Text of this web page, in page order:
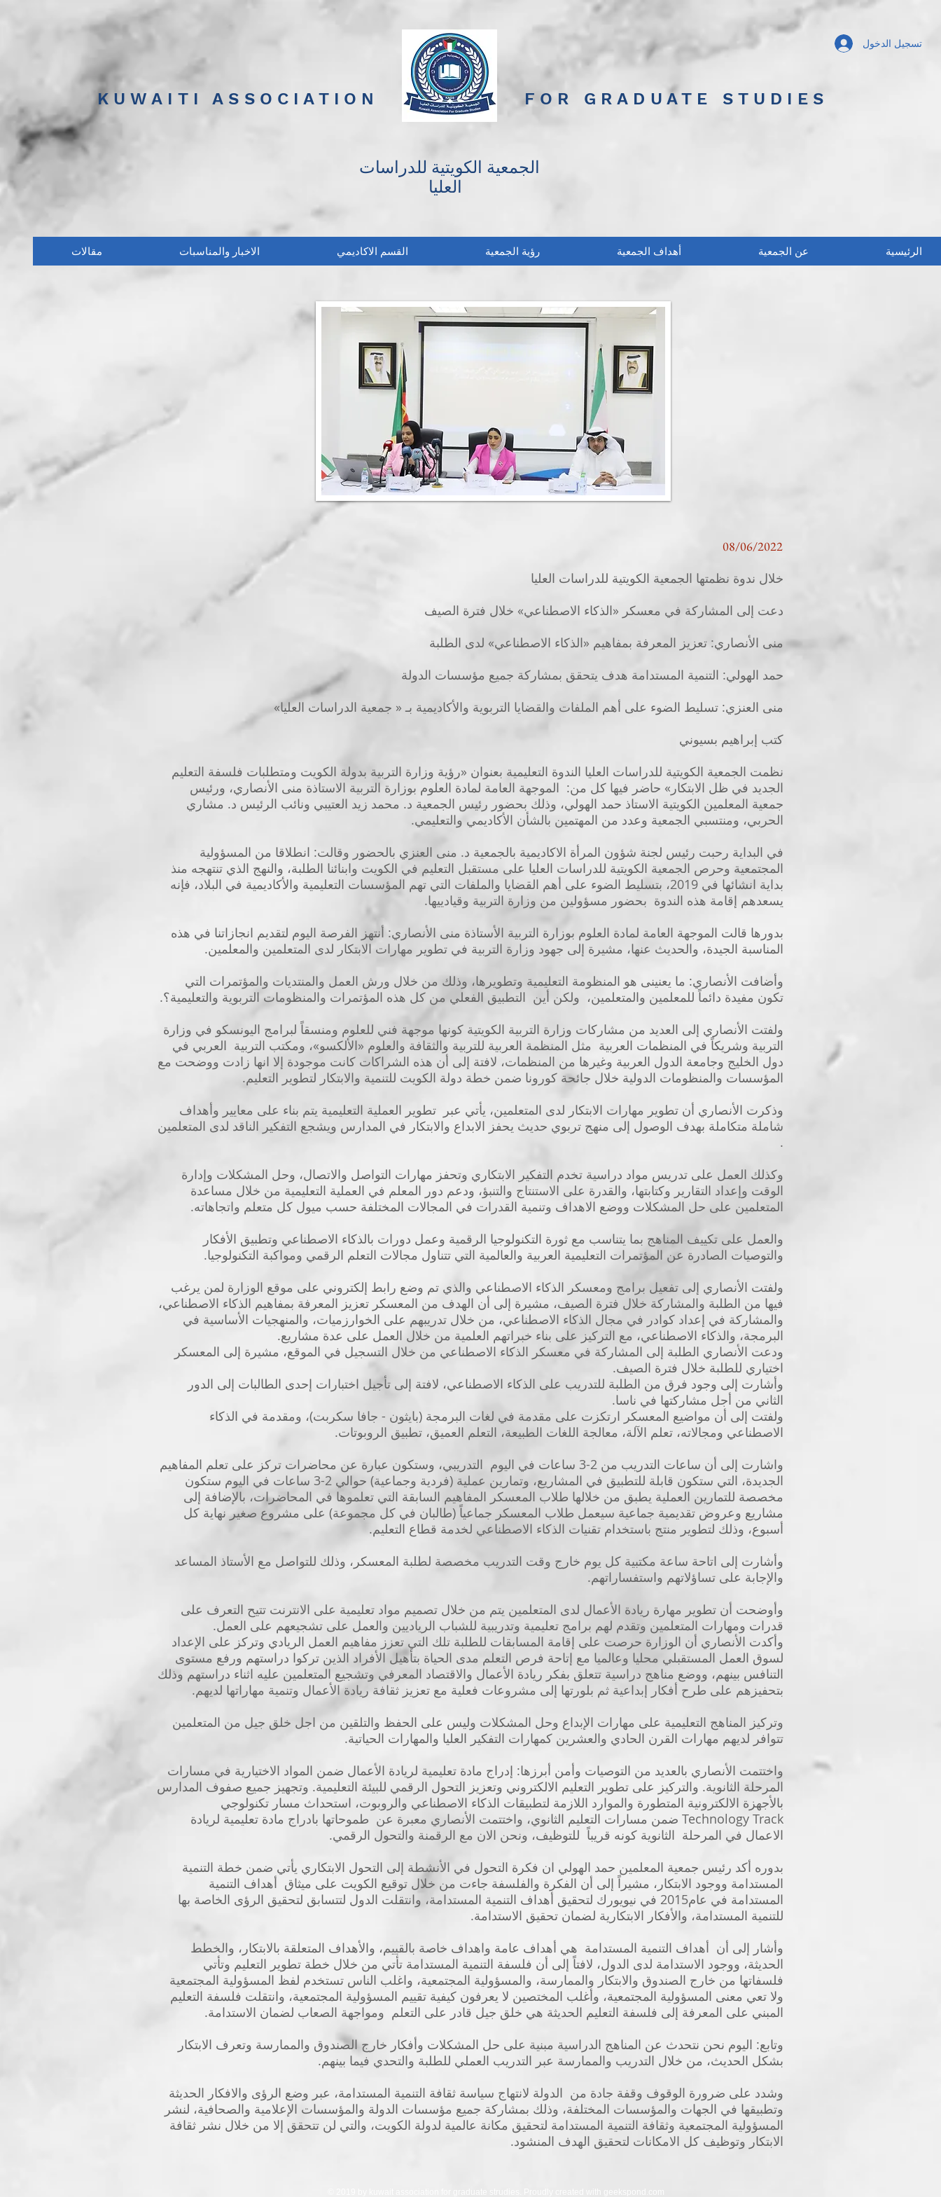
KUWAITI ASSOCIATION
تسجيل الدخول
FOR GRADUATE STUDIES
الجمعية الكويتية للدراسات
مقالات الاخبار والمناسبات القسم الاكاديمي رؤية الجمعية أهداف الجمعية عن الجمعية الرئيسية
08/06/2022
خلال ندوة نظمتها الجمعية الكويتية للدراسات العليا
دعت إلى المشاركة في معسكر «الذكاء الاصطناعي» خلال فترة الصيف
منى الأنصاري: تعزيز المعرفة بمفاهيم «الذكاء الاصطناعي» لدى الطلبة
حمد الهولي: التنمية المستدامة هدف يتحقق بمشاركة جميع مؤسسات الدولة
منى العنزي: تسليط الضوء على أهم الملفات والقضايا التربوية والأكاديمية بـ « جمعية الدراسات العليا»
كتب إبراهيم بسيوني
نظمت الجمعية الكويتية للدراسات العليا الندوة التعليمية بعنوان «رؤية وزارة التربية بدولة الكويت ومتطلبات فلسفة التعليم
الجديد في ظل الابتكار» حاضر فيها كل من: الموجهة العامة لمادة العلوم بوزارة التربية الاستاذة منى الأنصاري، ورئيس
جمعية المعلمين الكويتية الاستاذ حمد الهولي، وذلك بحضور رئيس الجمعية د. محمد زيد العتيبي ونائب الرئيس د. مشاري
الحربي، ومنتسبي الجمعية وعدد من المهتمين بالشأن الأكاديمي والتعليمي.
في البداية رحبت رئيس لجنة شؤون المرأة الاكاديمية بالجمعية د. منى العنزي بالحضور وقالت: انطلاقا من المسؤولية
المجتمعية وحرص الجمعية الكويتية للدراسات العليا على مستقبل التعليم في الكويت وابنائنا الطلبة، والنهج الذي تنتهجه منذ
بداية انشائها في 2019، بتسليط الضوء على أهم القضايا والملفات التي تهم المؤسسات التعليمية والأكاديمية في البلاد، فإنه
يسعدهم إقامة هذه الندوة بحضور مسؤولين من وزارة التربية وقيادييها.
بدورها قالت الموجهة العامة لمادة العلوم بوزارة التربية الأستاذة منى الأنصاري: أنتهز الفرصة اليوم لتقديم انجازاتنا في هذه
المناسبة الجيدة، والحديث عنها، مشيرة إلى جهود وزارة التربية في تطوير مهارات الابتكار لدى المتعلمين والمعلمين.
وأضافت الأنصاري: ما يعنينى هو المنظومة التعليمية وتطويرها، وذلك من خلال ورش العمل والمنتديات والمؤتمرات التي
تكون مفيدة دائماً للمعلمين والمتعلمين، ولكن أين التطبيق الفعلي من كل هذه المؤتمرات والمنظومات التربوية والتعليمية؟.
ولفتت الأنصاري إلى العديد من مشاركات وزارة التربية الكويتية كونها موجهة فني للعلوم ومنسقاً لبرامج اليونسكو في وزارة
التربية وشريكاً في المنظمات العربية مثل المنظمة العربية للتربية والثقافة والعلوم «الألكسو»، ومكتب التربية العربي في
دول الخليج وجامعة الدول العربية وغيرها من المنظمات، لافتة إلى أن هذه الشراكات كانت موجودة إلا انها زادت ووضحت مع
المؤسسات والمنظومات الدولية خلال جائحة كورونا ضمن خطة دولة الكويت للتنمية والابتكار لتطوير التعليم.
وذكرت الأنصاري أن تطوير مهارات الابتكار لدى المتعلمين، يأتي عبر تطوير العملية التعليمية يتم بناء على معايير وأهداف
شاملة متكاملة بهدف الوصول إلى منهج تربوي حديث يحفز الابداع والابتكار في المدارس ويشجع التفكير الناقد لدى المتعلمين
.
وكذلك العمل على تدريس مواد دراسية تخدم التفكير الابتكاري وتحفز مهارات التواصل والاتصال، وحل المشكلات وإدارة
الوقت وإعداد التقارير وكتابتها، والقدرة على الاستنتاج والتنبؤ، ودعم دور المعلم في العملية التعليمية من خلال مساعدة
المتعلمين على حل المشكلات ووضع الاهداف وتنمية القدرات في المجالات المختلفة حسب ميول كل متعلم واتجاهاته.
والعمل على تكييف المناهج بما يتناسب مع ثورة التكنولوجيا الرقمية وعمل دورات بالذكاء الاصطناعي وتطبيق الأفكار
والتوصيات الصادرة عن المؤتمرات التعليمية العربية والعالمية التي تتناول مجالات التعلم الرقمي ومواكبة التكنولوجيا.
ولفتت الأنصاري إلى تفعيل برامج ومعسكر الذكاء الاصطناعي والذي تم وضع رابط إلكتروني على موقع الوزارة لمن يرغب
فيها من الطلبة والمشاركة خلال فترة الصيف، مشيرة إلى أن الهدف من المعسكر تعزيز المعرفة بمفاهيم الذكاء الاصطناعي،
والمشاركة في إعداد كوادر في مجال الذكاء الاصطناعي، من خلال تدريبهم على الخوارزميات، والمنهجيات الأساسية في
البرمجة، والذكاء الاصطناعي، مع التركيز على بناء خبراتهم العلمية من خلال العمل على عدة مشاريع.
ودعت الأنصاري الطلبة إلى المشاركة في معسكر الذكاء الاصطناعي من خلال التسجيل في الموقع، مشيرة إلى المعسكر
اختياري للطلبة خلال فترة الصيف.
وأشارت إلى وجود فرق من الطلبة للتدريب على الذكاء الاصطناعي، لافتة إلى تأجيل اختبارات إحدى الطالبات إلى الدور
الثاني من أجل مشاركتها في ناسا.
ولفتت إلى أن مواضيع المعسكر ارتكزت على مقدمة في لغات البرمجة (بايثون - جافا سكربت)، ومقدمة في الذكاء
الاصطناعي ومجالاته، تعلم الآلة، معالجة اللغات الطبيعة، التعلم العميق، تطبيق الروبوتات.
واشارت إلى أن ساعات التدريب من 2-3 ساعات في اليوم التدريبي، وستكون عبارة عن محاضرات تركز على تعلم المفاهيم
الجديدة، التي ستكون قابلة للتطبيق في المشاريع، وتمارين عملية (فردية وجماعية) حوالي 2-3 ساعات في اليوم ستكون
مخصصة للتمارين العملية يطبق من خلالها طلاب المعسكر المفاهيم السابقة التي تعلموها في المحاضرات، بالإضافة إلى
مشاريع وعروض تقديمية جماعية سيعمل طلاب المعسكر جماعياً (طالبان في كل مجموعة) على مشروع صغير نهاية كل
أسبوع، وذلك لتطوير منتج باستخدام تقنيات الذكاء الاصطناعي لخدمة قطاع التعليم.
وأشارت إلى اتاحة ساعة مكتبية كل يوم خارج وقت التدريب مخصصة لطلبة المعسكر، وذلك للتواصل مع الأستاذ المساعد
والإجابة على تساؤلاتهم واستفساراتهم.
وأوضحت أن تطوير مهارة ريادة الأعمال لدى المتعلمين يتم من خلال تصميم مواد تعليمية على الانترنت تتيح التعرف على
قدرات ومهارات المتعلمين وتقدم لهم برامج تعليمية وتدريبية للشباب الرياديين والعمل على تشجيعهم على العمل.
وأكدت الأنصاري أن الوزارة حرصت على إقامة المسابقات للطلبة تلك التي تعزز مفاهيم العمل الريادي وتركز على الإعداد
لسوق العمل المستقبلي محليا وعالميا مع إتاحة فرص التعلم مدى الحياة بتأهيل الأفراد الذين تركوا دراستهم ورفع مستوى
التنافس بينهم، ووضع مناهج دراسية تتعلق بفكر ريادة الأعمال والاقتصاد المعرفي وتشجيع المتعلمين عليه اثناء دراستهم وذلك
بتحفيزهم على طرح أفكار إبداعية ثم بلورتها إلى مشروعات فعلية مع تعزيز ثقافة ريادة الأعمال وتنمية مهاراتها لديهم.
وتركيز المناهج التعليمية على مهارات الإبداع وحل المشكلات وليس على الحفظ والتلقين من اجل خلق جيل من المتعلمين
تتوافر لديهم مهارات القرن الحادي والعشرين كمهارات التفكير العليا والمهارات الحياتية.
واختتمت الأنصاري بالعديد من التوصيات وأمن أبرزها: إدراج مادة تعليمية لريادة الأعمال ضمن المواد الاختيارية في مسارات
المرحلة الثانوية. والتركيز على تطوير التعليم الالكتروني وتعزيز التحول الرقمي للبيئة التعليمية. وتجهيز جميع صفوف المدارس
بالأجهزة الالكترونية المتطورة والموارد اللازمة لتطبيقات الذكاء الاصطناعي والروبوت، استحداث مسار تكنولوجي
Technology Track ضمن مسارات التعليم الثانوي، واختتمت الأنصاري معبرة عن طموحاتها بادراج مادة تعليمية لريادة
الاعمال في المرحلة الثانوية كونه قريباً للتوظيف، ونحن الان مع الرقمنة والتحول الرقمي.
بدوره أكد رئيس جمعية المعلمين حمد الهولي ان فكرة التحول في الأنشطة إلى التحول الابتكاري يأتي ضمن خطة التنمية
المستدامة ووجود الابتكار، مشيراً إلى أن الفكرة والفلسفة جاءت من خلال توقيع الكويت على ميثاق أهداف التنمية
المستدامة في عام2015 في نيويورك لتحقيق أهداف التنمية المستدامة، وانتقلت الدول لتتسابق لتحقيق الرؤى الخاصة بها
للتنمية المستدامة، والأفكار الابتكارية لضمان تحقيق الاستدامة.
وأشار إلى أن أهداف التنمية المستدامة هي أهداف عامة واهداف خاصة بالقييم، والأهداف المتعلقة بالابتكار، والخطط
الحديثة، ووجود الاستدامة لدى الدول، لافتاً إلى أن فلسفة التنمية المستدامة تأتي من خلال خطة تطوير التعليم وتأتي
فلسفاتها من خارج الصندوق والابتكار والممارسة، والمسؤولية المجتمعية، واغلب الناس تستخدم لفظ المسؤولية المجتمعية
ولا تعي معنى المسؤولية المجتمعية، وأغلب المختصين لا يعرفون كيفية تقييم المسؤولية المجتمعية، وانتقلت فلسفة التعليم
المبني على المعرفة إلى فلسفة التعليم الحديثة هي خلق جيل قادر على التعلم ومواجهة الصعاب لضمان الاستدامة.
وتابع: اليوم نحن نتحدث عن المناهج الدراسية مبنية على حل المشكلات وأفكار خارج الصندوق والممارسة وتعرف الابتكار
بشكل الحديث، من خلال التدريب والممارسة عبر التدريب العملي للطلبة والتحدي فيما بينهم.
وشدد على ضرورة الوقوف وقفة جادة من الدولة لانتهاج سياسة ثقافة التنمية المستدامة، عبر وضع الرؤى والافكار الحديثة
وتطبيقها في الجهات والمؤسسات المختلفة، وذلك بمشاركة جميع مؤسسات الدولة والمؤسسات الإعلامية والصحافية، لنشر
المسؤولية المجتمعية وثقافة التنمية المستدامة لتحقيق مكانة عالمية لدولة الكويت، والتي لن تتحقق إلا من خلال نشر ثقافة
الابتكار وتوظيف كل الامكانات لتحقيق الهدف المنشود.